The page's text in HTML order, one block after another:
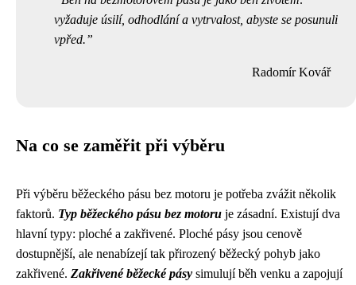
vyžaduje úsilí, odhodlání a vytrvalost, abyste se posunuli
vpřed.
Radomír Kovář
Na co se zaměřit při výběru
Při výběru běžeckého pásu bez motoru je potřeba zvážit několik
faktorů. Typ běžeckého pásu bez motoru je zásadní. Existují dva
hlavní typy: ploché a zakřivené. Ploché pásy jsou cenově
dostupnější, ale nenabízejí tak přirozený běžecký pohyb jako
zakřivené. Zakřivené běžecké pásy simulují běh venku a zapojují